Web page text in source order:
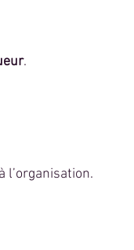
.
l’organisation.